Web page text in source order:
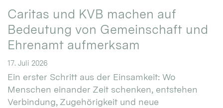
Caritas und KVB machen auf
Bedeutung von Gemeinschaft und
Ehrenamt aufmerksam
17. Juli 2026
Ein erster Schritt aus der Einsamkeit: Wo
Menschen einander Zeit schenken, entstehen
Verbindung, Zugehörigkeit und neue